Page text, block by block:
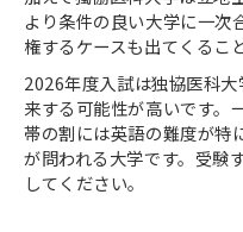
より条件の良い大学に一次
権するケースも出てくるこ
2026年度入試は独協医科
来する可能性が高いです。
帯の割には英語の難度が特
が問われる大学です。受験
してください。